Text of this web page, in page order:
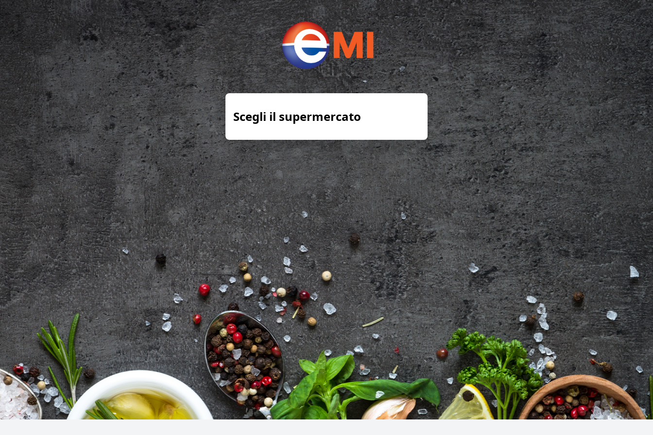
Scegli il supermercato